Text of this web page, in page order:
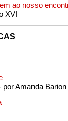
ao nosso
XVI
por Amanda Barion